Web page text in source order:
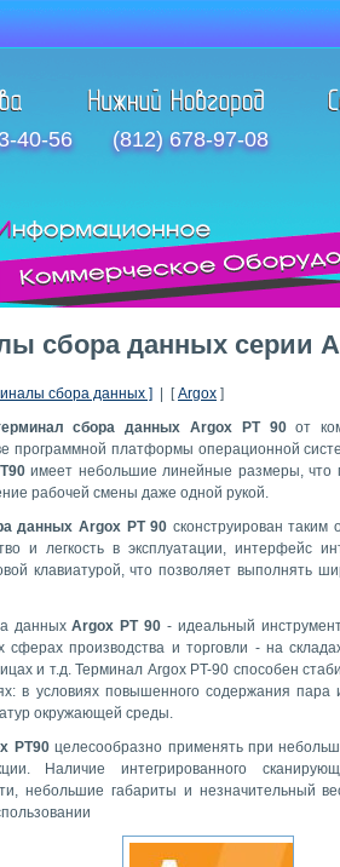
40-56 (812) 678-97-08
сбора данных серии
сбора данных ] | [Argox ]
сбора данных Argox PT 90от
программной платформы операционной
имеет небольшие линейные размеры, что
рабочей смены даже одной рукой.
данных Argox PT 90 сконструирован
и легкость в эксплуатации, интерфейс
клавиатурой, что позволяет выполнять
данныхArgox PT 90 - идеальный
сферах производства и торговли - на
и т.д. Терминал Argox PT-90 способен
в условиях повышенного содержания
окружающей среды.
PT90целесообразно применять при
Наличие интегрированного
небольшие габариты и незначительный